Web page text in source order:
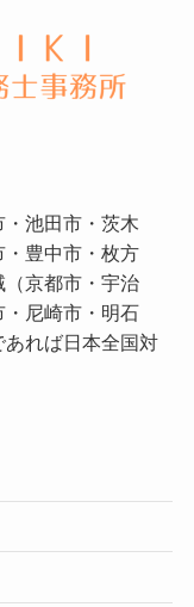
池田市・茨木
豊中市・枚方
京都市・宇治
尼崎市・明石
れば日本全国対